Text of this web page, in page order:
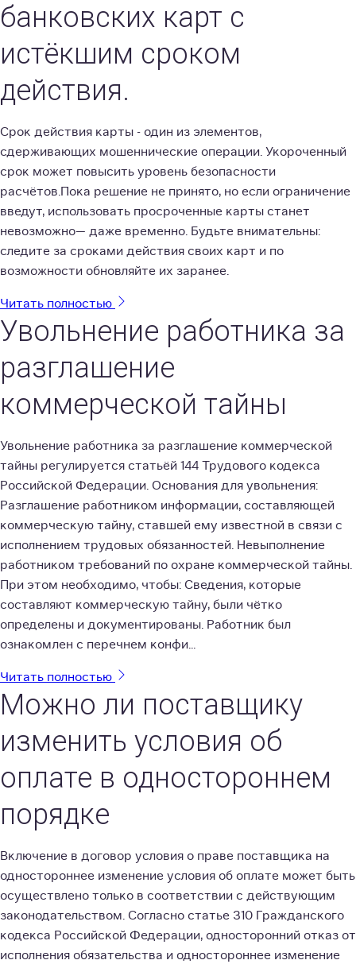
банковских карт с
истёкшим сроком
действия.
Срок действия карты - один из элементов,
сдерживающих мошеннические операции. Укороченный
срок может повысить уровень безопасности
расчётов.Пока решение не принято, но если ограничение
введут, использовать просроченные карты станет
невозможно— даже временно. Будьте внимательны:
следите за сроками действия своих карт и по
возможности обновляйте их заранее.
Читать полностью
Увольнение работника за
разглашение
коммерческой тайны
Увольнение работника за разглашение коммерческой
тайны регулируется статьёй 144 Трудового кодекса
Российской Федерации. Основания для увольнения:
Разглашение работником информации, составляющей
коммерческую тайну, ставшей ему известной в связи с
исполнением трудовых обязанностей. Невыполнение
работником требований по охране коммерческой тайны.
При этом необходимо, чтобы: Сведения, которые
составляют коммерческую тайну, были чётко
определены и документированы. Работник был
ознакомлен с перечнем конфи...
Читать полностью
Можно ли поставщику
изменить условия об
оплате в одностороннем
порядке
Включение в договор условия о праве поставщика на
одностороннее изменение условия об оплате может быть
осуществлено только в соответствии с действующим
законодательством. Согласно статье 310 Гражданского
кодекса Российской Федерации, односторонний отказ от
исполнения обязательства и одностороннее изменение